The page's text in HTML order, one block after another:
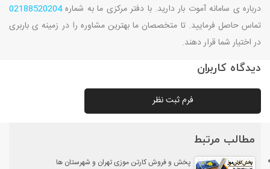
درباره ی سامانه آموت بار دارید. با دفتر مرکزی ما به شماره02188520204
تماس حاصل فرمایید. تا متخصصان ما بهترین مشاوره را در زمینه ی باربری
در اختیار شما قرار دهند.
دیدگاه کاربران
فرم ثبت نظر
مطالب مرتبط
پخش و فروش کارتن موزی تهران و شهرستان ها